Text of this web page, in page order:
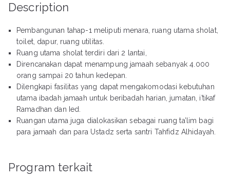
Description
Pembangunan tahap-1 meliputi menara, ruang utama sholat,
toilet, dapur, ruang utilitas.
Ruang utama sholat terdiri dari 2 lantai,
Direncanakan dapat menampung jamaah sebanyak 4.000
orang sampai 20 tahun kedepan.
Dilengkapi fasilitas yang dapat mengakomodasi kebutuhan
utama ibadah jamaah untuk beribadah harian, jumatan, i’tikaf
Ramadhan dan Ied.
Ruangan utama juga dialokasikan sebagai ruang ta’lim bagi
para jamaah dan para Ustadz serta santri Tahfidz Alhidayah.
Program terkait